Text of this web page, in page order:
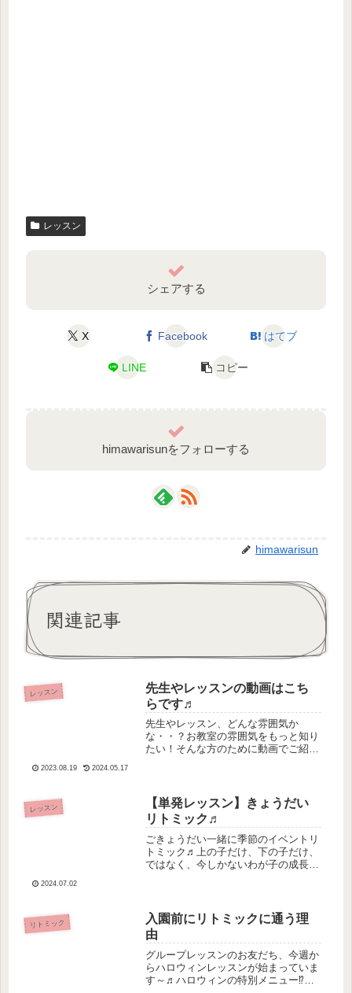
レッスン
シェアする
X Facebook はてブ
LINE コピー
himawarisunをフォローする
himawarisun
関連記事
レッスン
先生やレッスンの動画はこち
らです♬
先生やレッスン、どんな雰囲気か
な・・？お教室の雰囲気をもっと知り
たい！そんな方のために動画でご紹介
ます！！レッスンの様子です生徒様の
個人情...
2023.08.19 2024.05.17
レッスン
【単発レッスン】きょうだい
リトミック♬
ごきょうだい一緒に季節のイベントリ
トミック♬上の子だけ、下の子だけ、
ではなく、今しかないわが子の成長
い一緒にレッスンしていただけないで
すか！...
2024.07.02
リトミック
入園前にリトミックに通う理
由
グループレッスンのお友だち、今週か
らハロウィンレッスンが始まっていま
す～♬ハロウィンの特別メニュー⁉の